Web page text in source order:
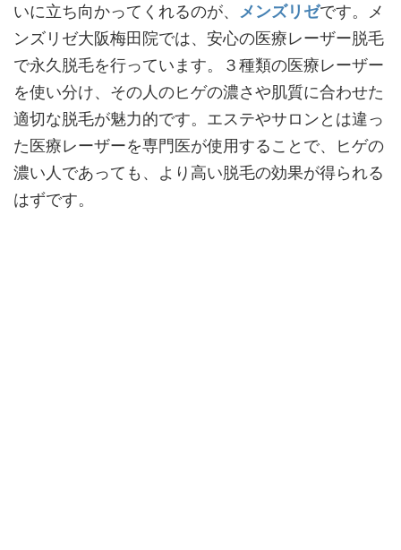
いに立ち向かってくれるのが、
メンズリゼです。メ
ンズリゼ大阪梅田院では、安心の医療レーザー脱毛
で永久脱毛を行っています。３種類の医療レーザー
を使い分け、その人のヒゲの濃さや肌質に合わせた
適切な脱毛が魅力的です。エステやサロンとは違っ
た医療レーザーを専門医が使用することで、ヒゲの
濃い人であっても、より高い脱毛の効果が得られる
はずです。